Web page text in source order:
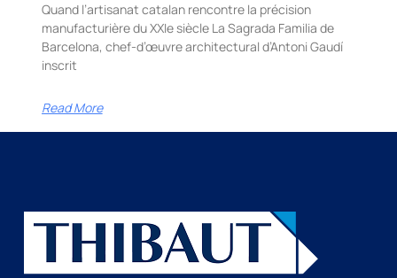
Quand l’artisanat catalan rencontre la précision
manufacturière du XXIe siècle La Sagrada Familia de
Barcelona, chef-d’œuvre architectural d’Antoni Gaudí
inscrit
Read More